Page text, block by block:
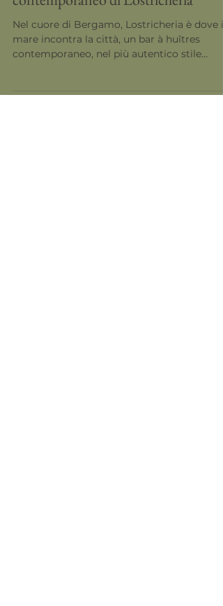
A Bergamo, il bar à huîtres
contemporaneo di Lostricheria
Nel cuore di Bergamo, Lostricheria è dove il
d'oltralpe